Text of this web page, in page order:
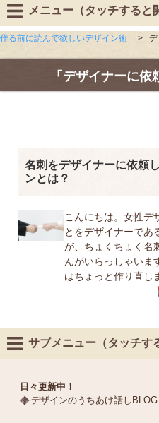
メニュー（タッチすると
作る前に読んで欲しいデザイン術 >
「デザイナーに
名刺をデザイナーに依頼
ンとは？
こんにちは。女性デ
とをデザイナーであ
が、ちょくちょく名
んがいらっしゃいま
はちょっと作り直し
サブメニュー（タッチす
日々更新中！
デザインのうちあけ話しBLOG